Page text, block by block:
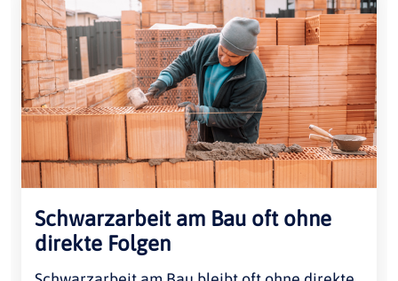
Schwarzarbeit am Bau oft ohne
direkte Folgen